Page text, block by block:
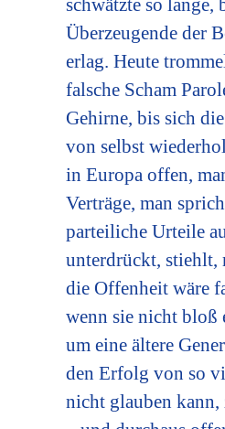
schwätzte so lange,
Überzeugende der
erlag. Heute
falsche Scham
Gehirne, bis sich
von selbst
in Europa offen,
Verträge, man
parteiliche Urteile
unterdrückt, stiehlt,
die Offenheit wäre
wenn sie nicht bloß
um eine ältere
den Erfolg von so
nicht glauben kann,